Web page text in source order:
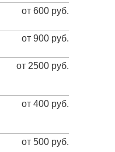
от 600 руб.
от 900 руб.
от 2500 руб.
от 400 руб.
от 500 руб.